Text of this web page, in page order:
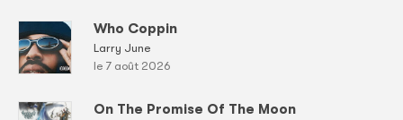
Who Coppin
Larry June
le 7 août 2026
On The Promise Of The Moon